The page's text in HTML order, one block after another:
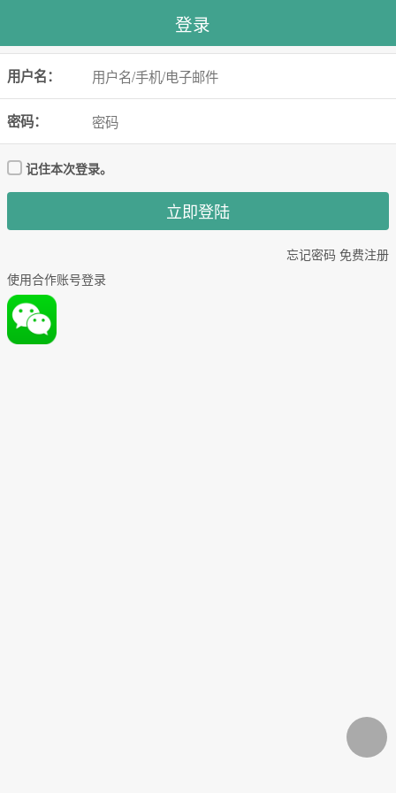
登录
用户名：
密码：
记住本次登录。
忘记密码 免费注册
使用合作账号登录